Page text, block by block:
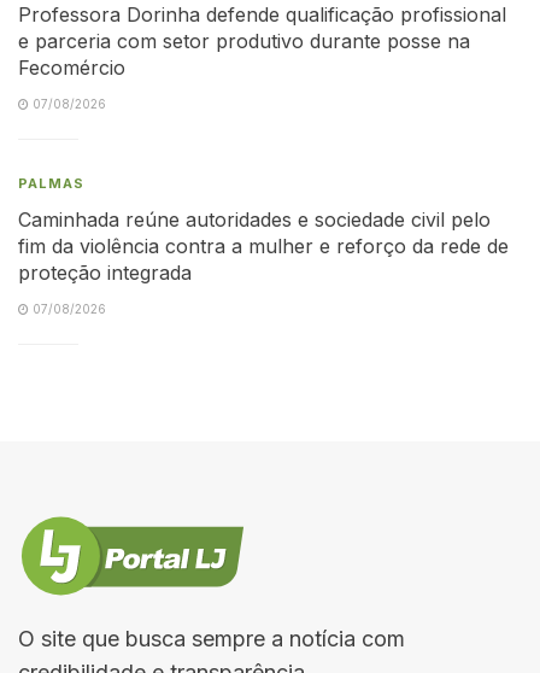
Professora Dorinha defende qualificação profissional
e parceria com setor produtivo durante posse na
Fecomércio
07/08/2026
PALMAS
Caminhada reúne autoridades e sociedade civil pelo
fim da violência contra a mulher e reforço da rede de
proteção integrada
07/08/2026
O site que busca sempre a notícia com